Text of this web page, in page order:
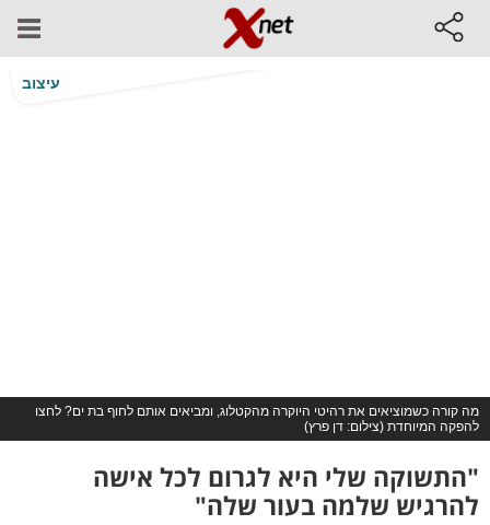
עיצוב
מה קורה כשמוציאים את רהיטי היוקרה מהקטלוג, ומביאים אותם לחוף בת ים? לחצו
להפקה המיוחדת (צילום: דן פרץ)
"התשוקה שלי היא לגרום לכל אישה
להרגיש שלמה בעור שלה"